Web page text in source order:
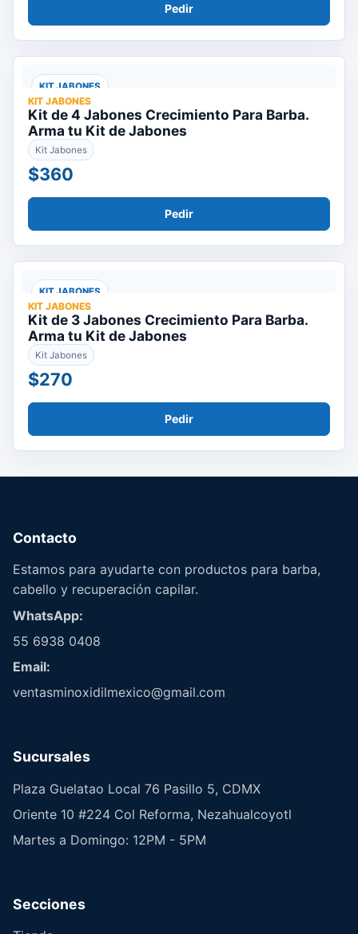
Pedir
KIT JABONES
KIT JABONES
Kit de 4 Jabones Crecimiento Para Barba.
Arma tu Kit de Jabones
Kit Jabones
$360
Pedir
KIT JABONES
KIT JABONES
Kit de 3 Jabones Crecimiento Para Barba.
Arma tu Kit de Jabones
Kit Jabones
$270
Pedir
Contacto
Estamos para ayudarte con productos para barba,
cabello y recuperación capilar.
WhatsApp:
55 6938 0408
Email:
ventasminoxidilmexico@gmail.com
Sucursales
Plaza Guelatao Local 76 Pasillo 5, CDMX
Oriente 10 #224 Col Reforma, Nezahualcoyotl
Martes a Domingo: 12PM - 5PM
Secciones